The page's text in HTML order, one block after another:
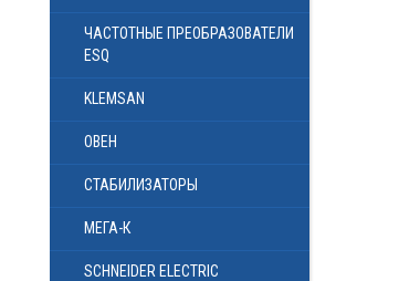
ЧАСТОТНЫЕ ПРЕОБРАЗОВАТЕЛИ
ESQ
KLEMSAN
ОВЕН
СТАБИЛИЗАТОРЫ
МЕГА-К
SCHNEIDER ELECTRIC